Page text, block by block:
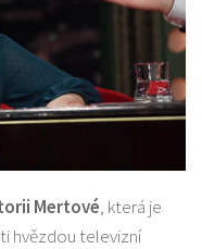
Mertové, která je
hvězdou televizní